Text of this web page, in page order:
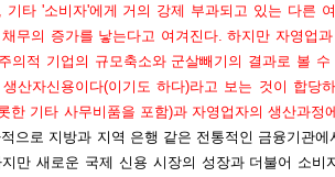
기타 '소비자'에게 거의 강제 부과되고 있는 다른
무의 증가를 낳는다고 여겨진다. 하지만 자영업
의적 기업의 규모축소와 군살빼기의 결과로 볼
산자신용이다(이기도 하다)라고 보는 것이 합당
한 기타 사무비품을 포함)과 자영업자의 생산과
으로 지방과 지역 은행 같은 전통적인 금융기관
만 새로운 국제 신용 시장의 성장과 더불어 소비